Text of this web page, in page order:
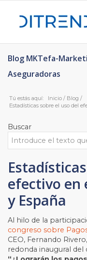
Blog MKTefa-
Aseguradoras
Tú estás aquí: Inicio / Blog /
Estadísticas sobre el uso del
Buscar
efectivo en
y España
Al hilo de la
congreso sobre
CEO, Fernando
redonda inaugural